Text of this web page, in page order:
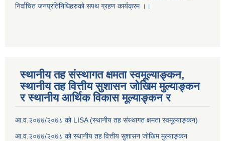
निर्वाचित जनप्रतिनिधिहरुको सपथ ग्रहण कार्यक्रम ।।
स्थानीय तह संस्थागत क्षमता स्वमूल्याङ्कन,
स्थानीय तह वित्तीय सुशासन जोखिम मुल्याङ्कन
र स्थानीय आर्थिक विकास मूल्याङ्कन र
आ.व.२०७७/२०७८ को LISA (स्थानीय तह संस्थागत क्षमता स्वमूल्याङ्कन)
आ.व.२०७७/२०७८ को स्थानीय तह वित्तीय सुशासन जोखिम मुल्याङ्कन